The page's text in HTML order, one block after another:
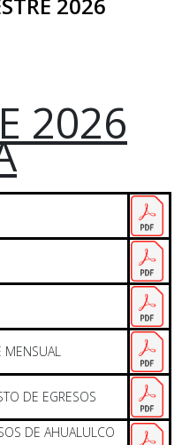
2026
MENSUAL
DE EGRESOS
DE AHUALULCO